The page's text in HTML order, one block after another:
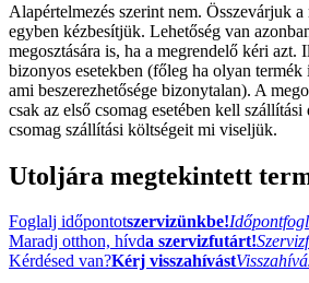
Alapértelmezés szerint nem. Összevárjuk a
egyben kézbesítjük. Lehetőség van
megosztására is, ha a megrendelő kéri
bizonyos esetekben (főleg ha olyan termék
ami beszerezhetősége bizonytalan). A
csak az első csomag esetében kell
csomag szállítási költségeit mi viseljük.
Utoljára megtekintett
Foglalj időpontotszervizünkbe!
Maradj otthon, hívda szervizfutárt!
Kérdésed van?Kérj visszahívást